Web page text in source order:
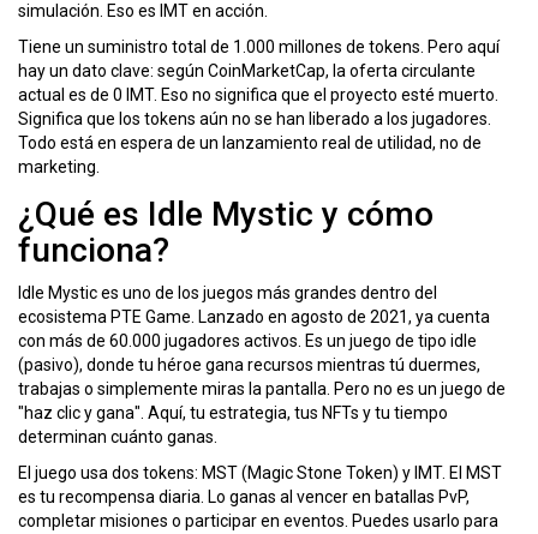
simulación. Eso es IMT en acción.
Tiene un suministro total de 1.000 millones de tokens. Pero aquí
hay un dato clave: según CoinMarketCap, la oferta circulante
actual es de 0 IMT. Eso no significa que el proyecto esté muerto.
Significa que los tokens aún no se han liberado a los jugadores.
Todo está en espera de un lanzamiento real de utilidad, no de
marketing.
¿Qué es Idle Mystic y cómo
funciona?
Idle Mystic es uno de los juegos más grandes dentro del
ecosistema PTE Game. Lanzado en agosto de 2021, ya cuenta
con más de 60.000 jugadores activos. Es un juego de tipo idle
(pasivo), donde tu héroe gana recursos mientras tú duermes,
trabajas o simplemente miras la pantalla. Pero no es un juego de
"haz clic y gana". Aquí, tu estrategia, tus NFTs y tu tiempo
determinan cuánto ganas.
El juego usa dos tokens: MST (Magic Stone Token) y IMT. El MST
es tu recompensa diaria. Lo ganas al vencer en batallas PvP,
completar misiones o participar en eventos. Puedes usarlo para